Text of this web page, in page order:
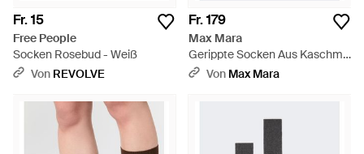
Fr. 15
Free People
Socken Rosebud - Weiß
Von REVOLVE
Fr. 179
Max Mara
Gerippte Socken Aus Kaschmir
- Weiß
Von Max Mara